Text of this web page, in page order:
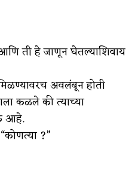
आणि ती हे जाणून घेतल्याशिवाय
अवलंबून होती
कळले की त्याच्या
आहे.
?”